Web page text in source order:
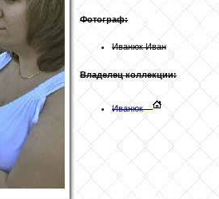
Фотограф:
Иванюк Иван
Владелец коллекции:
Иванюк